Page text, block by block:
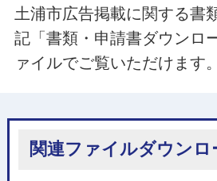
土浦市広告掲載に関する書
記「書類・申請書ダウンロ
ァイルでご覧いただけます。
関連ファイルダウンロ